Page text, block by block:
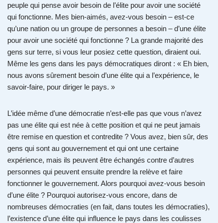
peuple qui pense avoir besoin de l’élite pour avoir une société
qui fonctionne. Mes bien-aimés, avez-vous besoin – est-ce
qu’une nation ou un groupe de personnes a besoin – d’une élite
pour avoir une société qui fonctionne ? La grande majorité des
gens sur terre, si vous leur posiez cette question, diraient oui.
Même les gens dans les pays démocratiques diront : « Eh bien,
nous avons sûrement besoin d’une élite qui a l’expérience, le
savoir-faire, pour diriger le pays. »
L’idée même d’une démocratie n’est-elle pas que vous n’avez
pas une élite qui est née à cette position et qui ne peut jamais
être remise en question et contredite ? Vous avez, bien sûr, des
gens qui sont au gouvernement et qui ont une certaine
expérience, mais ils peuvent être échangés contre d’autres
personnes qui peuvent ensuite prendre la relève et faire
fonctionner le gouvernement. Alors pourquoi avez-vous besoin
d’une élite ? Pourquoi autorisez-vous encore, dans de
nombreuses démocraties (en fait, dans toutes les démocraties),
l’existence d’une élite qui influence le pays dans les coulisses